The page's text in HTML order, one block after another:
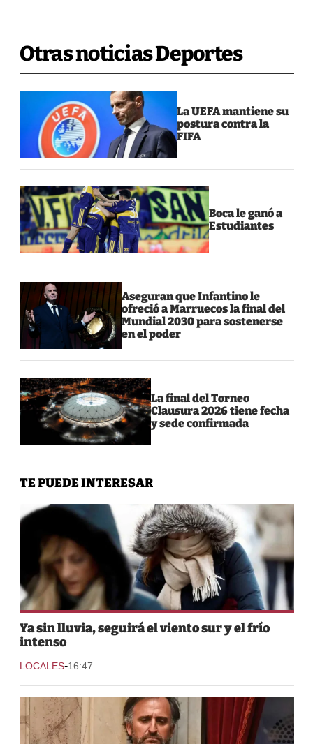
Otras noticias Deportes
La UEFA mantiene su
postura contra la
FIFA
Boca le ganó a
Estudiantes
Aseguran que Infantino le
ofreció a Marruecos la final del
Mundial 2030 para sostenerse
en el poder
La final del Torneo
Clausura 2026 tiene fecha
y sede confirmada
TE PUEDE INTERESAR
Ya sin lluvia, seguirá el viento sur y el frío
intenso
LOCALES-16:47